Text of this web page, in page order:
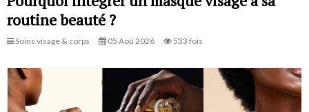
routine beauté ?
Soins visage & corps 05 Aoû 2026 533 fois